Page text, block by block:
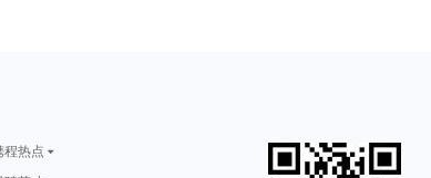
程热点